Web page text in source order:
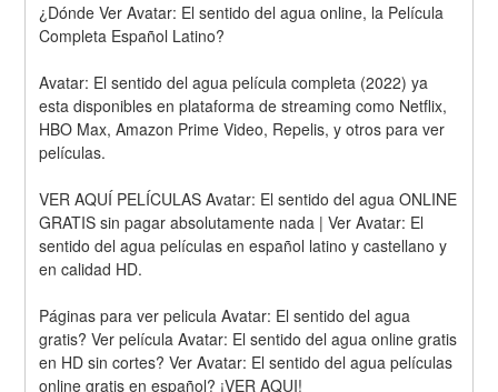
¿Dónde Ver Avatar: El sentido del agua online, la Película
Completa Español Latino?
Avatar: El sentido del agua película completa (2022) ya
esta disponibles en plataforma de streaming como Netflix,
HBO Max, Amazon Prime Video, Repelis, y otros para ver
películas.
VER AQUÍ PELÍCULAS Avatar: El sentido del agua ONLINE
GRATIS sin pagar absolutamente nada | Ver Avatar: El
sentido del agua películas en español latino y castellano y
en calidad HD.
Páginas para ver pelicula Avatar: El sentido del agua
gratis? Ver película Avatar: El sentido del agua online gratis
en HD sin cortes? Ver Avatar: El sentido del agua películas
online gratis en español? ¡VER AQUI!